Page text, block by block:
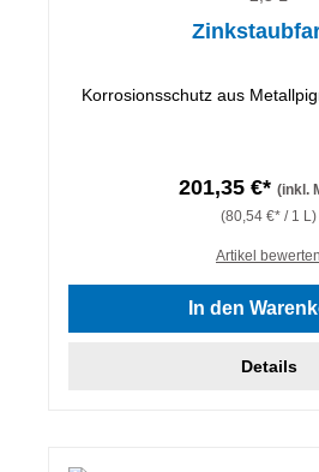
Korrosionsschutz aus
201,35 €* (inkl.
(80,54 €* / 1 L)
Artikel bewerten
In den
Details